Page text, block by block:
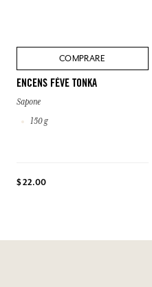
COMPRARE
ENCENS FÈVE TONKA
Sapone
150 g
$ 22.00